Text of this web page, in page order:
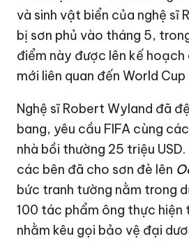
và sinh vật biển của nghệ sĩ
bị sơn phủ vào tháng 5,
điểm này được lên kế
mới liên quan đếnWorld
Nghệ sĩ Robert Wyland đã
bang, yêu cầu FIFA cùng
nhà bồi thường 25 triệu USD
các bên đã cho sơn đè lên
bức tranh tường nằm trong
100 tác phẩm ông thực hiện
nhằm kêu gọi bảo vệ đại